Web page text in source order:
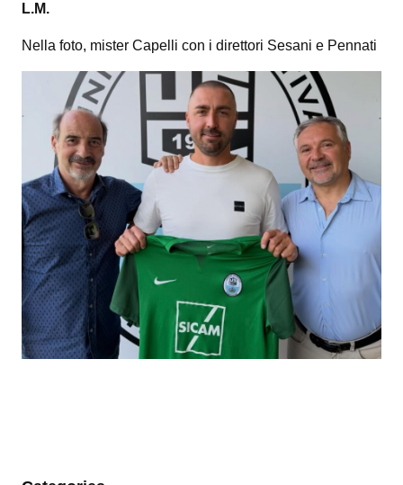
L.M.
Nella foto, mister Capelli con i direttori Sesani e Pennati